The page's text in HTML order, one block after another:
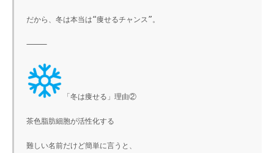
だから、冬は本当は“痩せるチャンス”。
⸻
「冬は痩せる」理由②
茶色脂肪細胞が活性化する
難しい名前だけど簡単に言うと、